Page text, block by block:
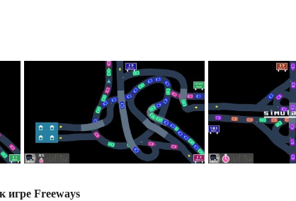
игре Freeways